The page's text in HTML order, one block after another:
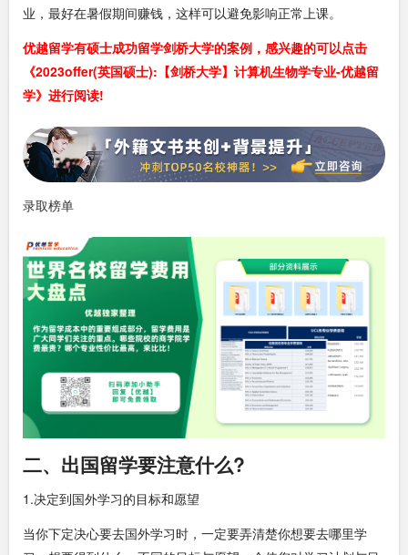
业，最好在暑假期间赚钱，这样可以避免影响正常上课。
优越留学有硕士成功留学剑桥大学的案例，感兴趣的可以点击
《2023offer(英国硕士):【剑桥大学】计算机生物学专业-优越留
学》进行阅读!
录取榜单
二、出国留学要注意什么?
1.决定到国外学习的目标和愿望
当你下定决心要去国外学习时，一定要弄清楚你想要去哪里学